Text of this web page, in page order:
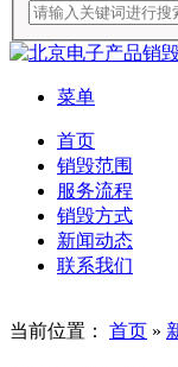
菜单
首页
销毁范围
服务流程
销毁方式
新闻动态
联系我们
当前位置： 首页 »